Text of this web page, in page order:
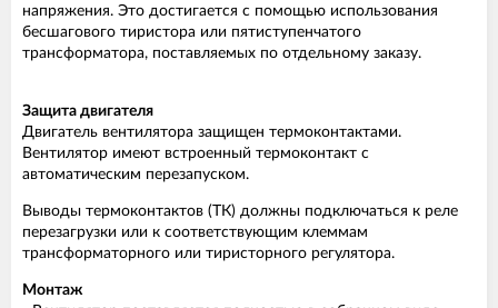
напряжения. Это достигается с помощью использования
бесшагового тиристора или пятиступенчатого
трансформатора, поставляемых по отдельному заказу.
Защита двигателя
Двигатель вентилятора защищен термоконтактами.
Вентилятор имеют встроенный термоконтакт с
автоматическим перезапуском.
Выводы термоконтактов (TК) должны подключаться к реле
перезагрузки или к соответствующим клеммам
трансформаторного или тиристорного регулятора.
Монтаж